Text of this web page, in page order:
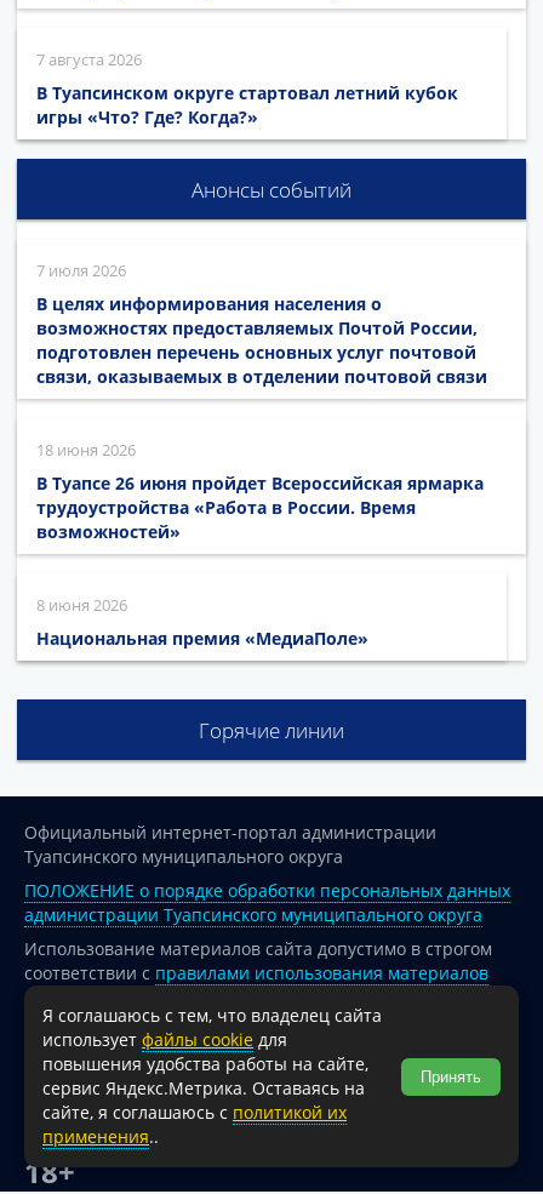
7 августа 2026
В Туапсинском округе стартовал летний кубок
игры «Что? Где? Когда?»
Анонсы событий
7 июля 2026
В целях информирования населения о
возможностях предоставляемых Почтой России,
подготовлен перечень основных услуг почтовой
связи, оказываемых в отделении почтовой связи
18 июня 2026
В Туапсе 26 июня пройдет Всероссийская ярмарка
трудоустройства «Работа в России. Время
возможностей»
8 июня 2026
Национальная премия «МедиаПоле»
Горячие линии
Официальный интернет-портал администрации
Туапсинского муниципального округа
ПОЛОЖЕНИЕ о порядке обработки персональных данных
администрации Туапсинского муниципального округа
Использование материалов сайта допустимо в строгом
соответствии с правилами использования материалов
опубликованных на сайте
При перепечатке и использовании информации ссылка
на источник обязательна.
Для сайтов и страниц сети Интернет обязательна
активная гиперссылка на официальный интернет-портал
администрации Туапсинского муниципального округа.
18+
Я соглашаюсь с тем, что владелец сайта
использует файлы cookie для
повышения удобства работы на сайте,
сервис Яндекс.Метрика. Оставаясь на
сайте, я соглашаюсь с политикой их
применения..
Принять